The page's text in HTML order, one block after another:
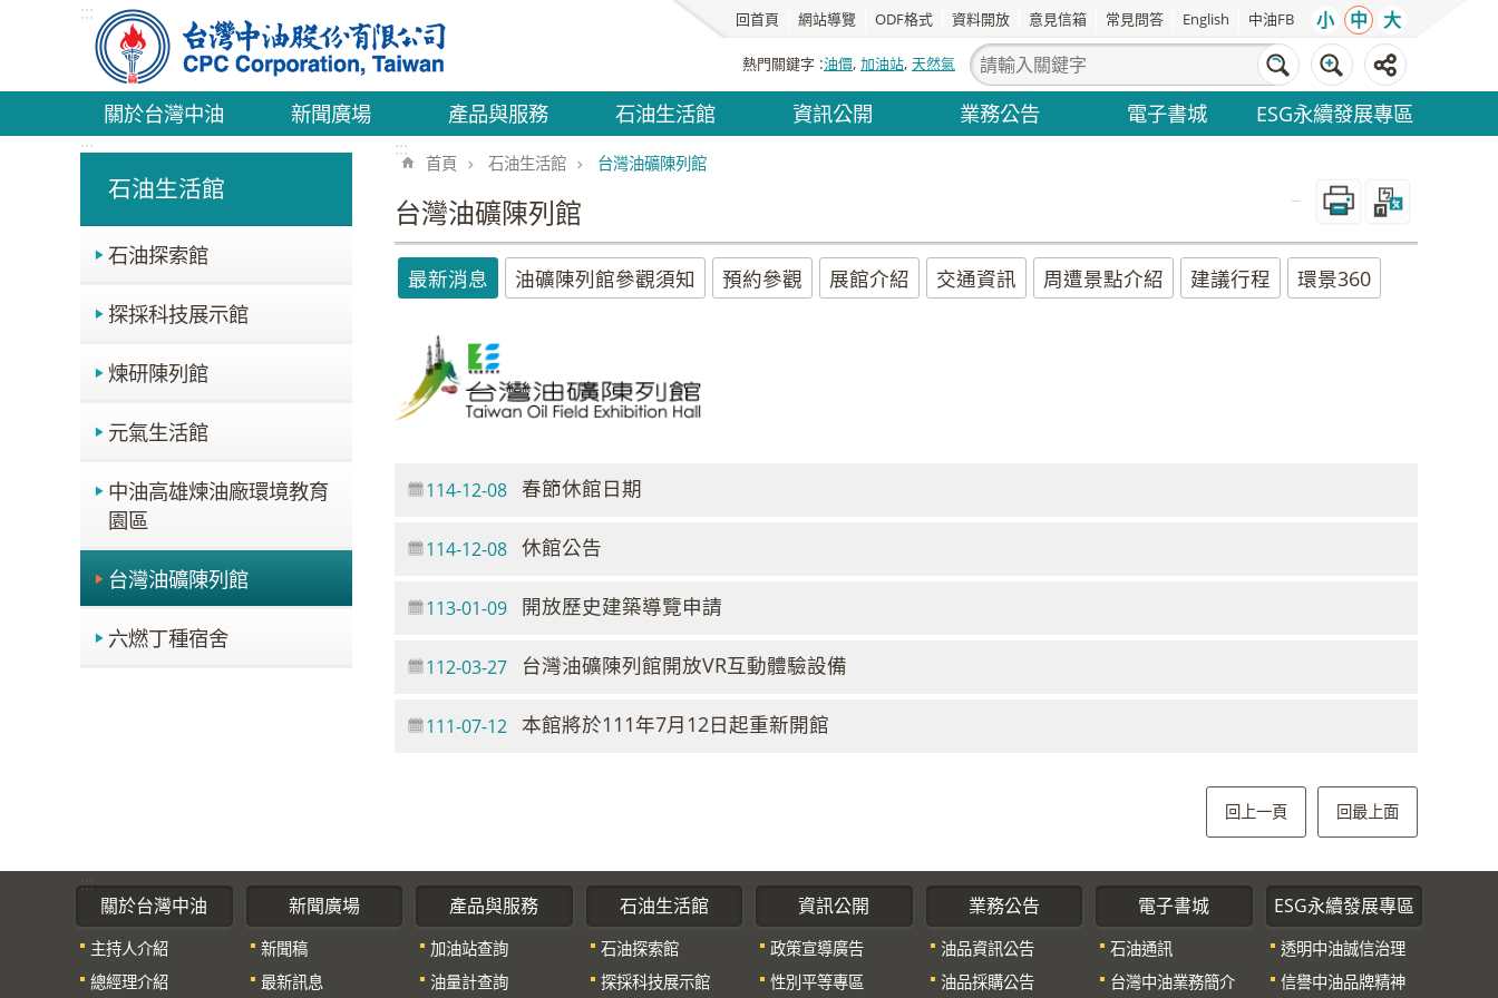
跳到主要內容區塊
::: 回首頁 網站導覽 ODF格式 資料開放 意見信箱 常見問答 English 中油FB 小 中 大
熱門關鍵字 油價 加油站 天然氣
關於台灣中油 新聞廣場 產品與服務 石油生活館 資訊公開 業務公告 電子書城 ESG永續發展專區
:::
石油生活館
石油探索館
探採科技展示館
煉研陳列館
元氣生活館
中油高雄煉油廠環境教育
園區
台灣油礦陳列館
六燃丁種宿舍
:::
首頁 石油生活館 台灣油礦陳列館
台灣油礦陳列館
最新消息 油礦陳列館參觀須知 預約參觀 展館介紹 交通資訊 周遭景點介紹 建議行程 環景360
114-12-08 春節休館日期
114-12-08 休館公告
113-01-09 開放歷史建築導覽申請
112-03-27 台灣油礦陳列館開放VR互動體驗設備
111-07-12 本館將於111年7月12日起重新開館
回上一頁 回最上面
:::
關於台灣中油
主持人介紹
總經理介紹
新聞廣場
新聞稿
最新訊息
產品與服務
加油站查詢
油量計查詢
石油生活館
石油探索館
探採科技展示館
資訊公開
政策宣導廣告
性別平等專區
業務公告
油品資訊公告
油品採購公告
電子書城
石油通訊
台灣中油業務簡介
ESG永續發展專區
透明中油誠信治理
信譽中油品牌精神